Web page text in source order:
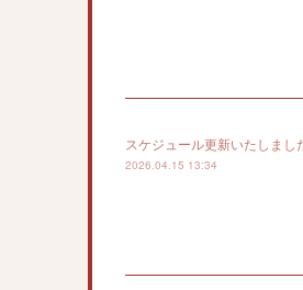
スケジュール更新いたしまし
2026.04.15 13:34